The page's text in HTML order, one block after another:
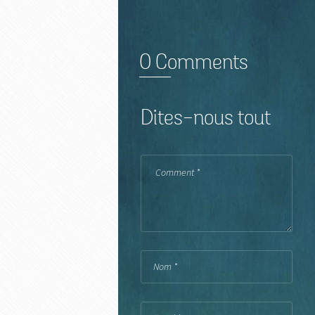
0 Comments
Dites-nous tout